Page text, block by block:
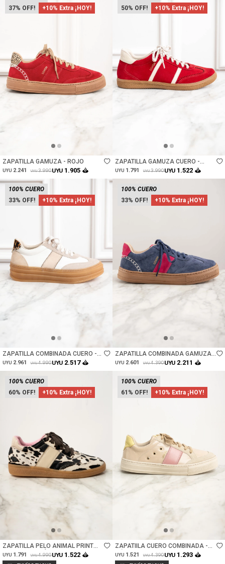
37 +10% Extra ¡HOY!
ZAPATILLA GAMUZA - ROJO
UYU 2.241 UYU 3.990UYU 1.905
50 +10% Extra ¡HOY!
ZAPATILLA GAMUZA CUERO -
ROJO
UYU 1.791 UYU 3.990UYU 1.522
33 +10% Extra ¡HOY!
100% CUERO
ZAPATILLA COMBINADA CUERO -
NÁCAR
UYU 2.961 UYU 4.990UYU 2.517
33 +10% Extra ¡HOY!
100% CUERO
ZAPATILLA COMBINADA GAMUZA -
AZUL
UYU 2.601 UYU 4.390UYU 2.211
60 +10% Extra ¡HOY!
100% CUERO
ZAPATILLA PELO ANIMAL PRINT
VACA - MARRÓN
UYU 1.791 UYU 4.990UYU 1.522
61 +10% Extra ¡HOY!
100% CUERO
ZAPATIILA CUERO COMBINADA -
NÁCAR
UYU 1.521 UYU 4.390UYU 1.293